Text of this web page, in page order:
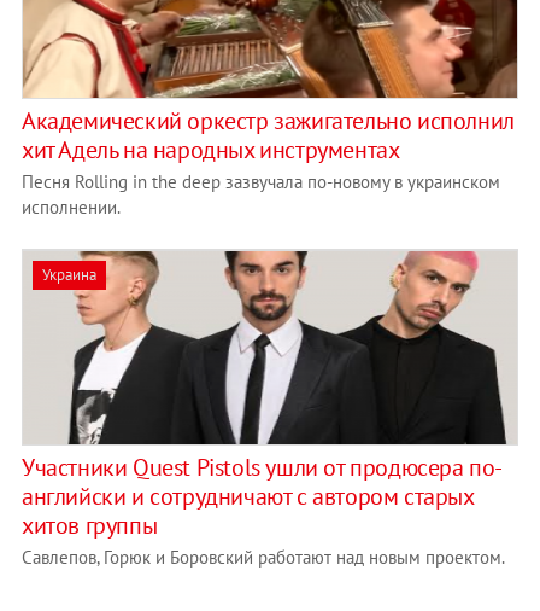
Академический оркестр зажигательно исполнил
хит Адель на народных инструментах
Песня Rolling in the deep зазвучала по-новому в украинском
исполнении.
Украина
Участники Quest Pistols ушли от продюсера по-
английски и сотрудничают с автором старых
хитов группы
Савлепов, Горюк и Боровский работают над новым проектом.